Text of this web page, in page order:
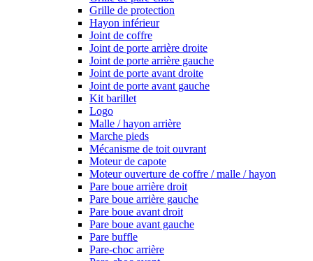
Grille de protection
Hayon inférieur
Joint de coffre
Joint de porte arrière droite
Joint de porte arrière gauche
Joint de porte avant droite
Joint de porte avant gauche
Kit barillet
Logo
Malle / hayon arrière
Marche pieds
Mécanisme de toit ouvrant
Moteur de capote
Moteur ouverture de coffre / malle / hayon
Pare boue arrière droit
Pare boue arrière gauche
Pare boue avant droit
Pare boue avant gauche
Pare buffle
Pare-choc arrière